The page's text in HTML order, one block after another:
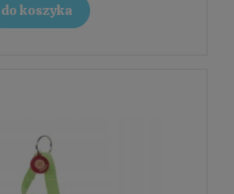
do koszyka